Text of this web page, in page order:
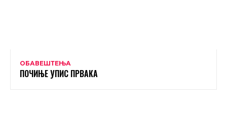
ОБАВЕШТЕЊА
ПОЧИЊЕ УПИС ПРВАКА